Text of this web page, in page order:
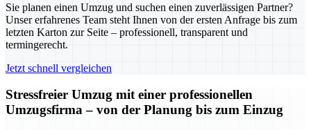
Sie planen einen Umzug und suchen einen zuverlässigen Partner?
Unser erfahrenes Team steht Ihnen von der ersten Anfrage bis zum
letzten Karton zur Seite – professionell, transparent und
termingerecht.
Jetzt schnell vergleichen
Stressfreier Umzug mit einer professionellen
Umzugsfirma – von der Planung bis zum Einzug